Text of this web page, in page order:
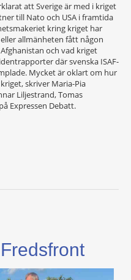
att Sverige är med i kriget
till Nato och USA i framtida
kring kriget har
allmänheten fått någon
och vad kriget
där svenska ISAF-
Mycket är oklart om hur
skriver Maria-Pia
Liljestrand, Tomas
Expressen Debatt.